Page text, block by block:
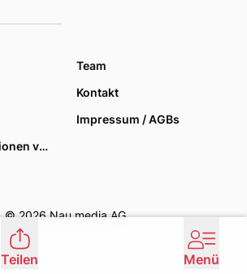
Team
Kontakt
Impressum / AGBs
Datenschutzoptionen verwalten
© 2026 Nau media AG
Teilen Menü